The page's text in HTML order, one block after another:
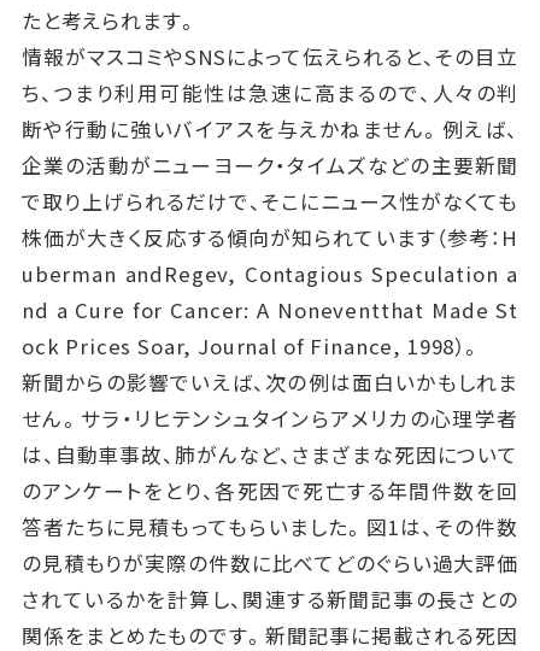
たと考えられます。
情報がマスコミやSNSによって伝えられると、その目立
ち、つまり利用可能性は急速に高まるので、人々の判
断や行動に強いバイアスを与えかねません。例えば、
企業の活動がニューヨーク・タイムズなどの主要新聞
で取り上げられるだけで、そこにニュース性がなくても
株価が大きく反応する傾向が知られています（参考：H
uberman andRegev, Contagious Speculation a
nd a Cure for Cancer: A Noneventthat Made St
ock Prices Soar, Journal of Finance, 1998）。
新聞からの影響でいえば、次の例は面白いかもしれま
せん。サラ・リヒテンシュタインらアメリカの心理学者
は、自動車事故、肺がんなど、さまざまな死因について
のアンケートをとり、各死因で死亡する年間件数を回
答者たちに見積もってもらいました。図1は、その件数
の見積もりが実際の件数に比べてどのぐらい過大評価
されているかを計算し、関連する新聞記事の長さとの
関係をまとめたものです。新聞記事に掲載される死因